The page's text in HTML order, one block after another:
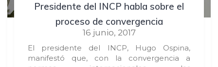
Presidente del INCP habla sobre el
proceso de convergencia
16 junio, 2017
El presidente del INCP, Hugo Ospina,
manifestó que, con la convergencia a